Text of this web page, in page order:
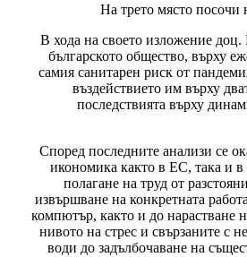
На трето място посочи
В хода на своето изложение доц.
българското общество, върху
самия санитарен риск от
въздействието им върху
последствията върху
Според последните анализи се
икономика както в ЕС, така и
полагане на труд от
извършване на конкретната
компютър, както и до нарастване
нивото на стрес и свързаните с
води до задълбочаване на